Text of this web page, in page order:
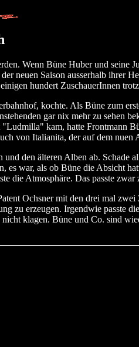
Wenn Büne Huber und seine
neuen Saison ausserhalb ihrer
hundert ZuschauerInnen
kochte. Als Büne zum
gar nix mehr zu sehen
kam, hatte Frontmann
von Italianita, der auf dem
den älteren Alben ab. Schade
es war, als ob Büne die Absicht
die Atmosphäre. Das passte
Ochsner mit den drei mal
zu erzeugen. Irgendwie passte
klagen. Büne und Co. sind